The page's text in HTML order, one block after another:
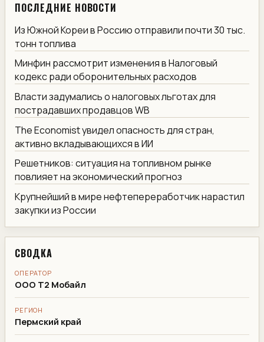
ПОСЛЕДНИЕ НОВОСТИ
Из Южной Кореи в Россию отправили почти 30 тыс.
тонн топлива
Минфин рассмотрит изменения в Налоговый
кодекс ради оборонительных расходов
Власти задумались о налоговых льготах для
пострадавших продавцов WB
The Economist увидел опасность для стран,
активно вкладывающихся в ИИ
Решетников: ситуация на топливном рынке
повлияет на экономический прогноз
Крупнейший в мире нефтепереработчик нарастил
закупки из России
СВОДКА
ОПЕРАТОР
ООО Т2 Мобайл
РЕГИОН
Пермский край